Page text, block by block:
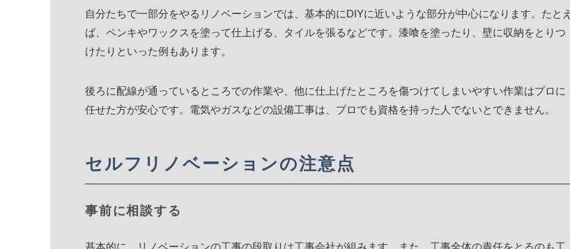
自分たちで一部分をやるリノベーションでは、基本的にDIYに近いような部分が中心になります。たとえ
ば、ペンキやワックスを塗って仕上げる、タイルを張るなどです。漆喰を塗ったり、壁に収納をとりつ
けたりといった例もあります。
後ろに配線が通っているところでの作業や、他に仕上げたところを傷つけてしまいやすい作業はプロに
任せた方が安心です。電気やガスなどの設備工事は、プロでも資格を持った人でないとできません。
セルフリノベーションの注意点
事前に相談する